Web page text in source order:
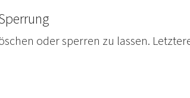
oder sperren zu lassen.